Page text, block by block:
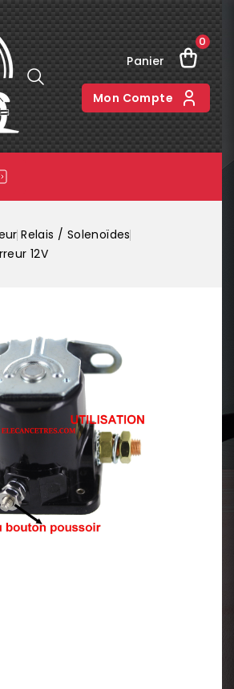
Panier
0
Mon Compte
Relais / Solenoïdes
12V